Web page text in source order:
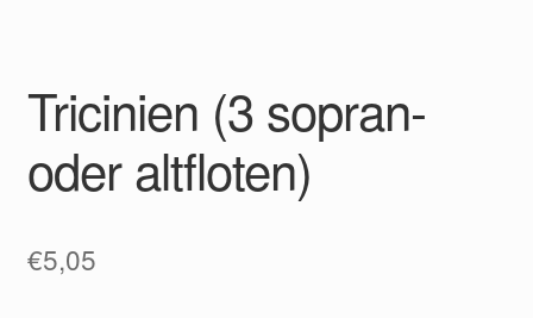
Tricinien (3 sopran-
oder altfloten)
€5,05